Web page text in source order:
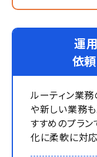
運
依
ルーティン業
や新しい業務
すすめのプラ
化に柔軟に対応